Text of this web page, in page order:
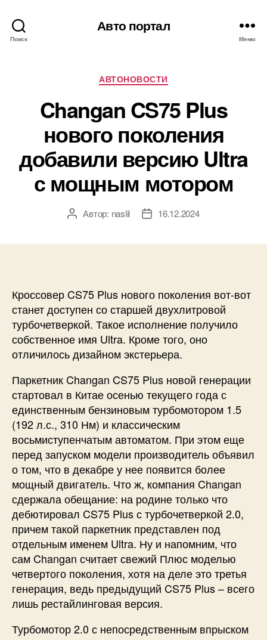
Поиск
Авто портал
Меню
Рубрики
АВТОНОВОСТИ
Changan CS75 Plus
нового поколения
добавили версию Ultra
с мощным мотором
АвторАвтор: naslil
Дата16.12.2024
Кроссовер CS75 Plus нового поколения вот-вот
станет доступен со старшей двухлитровой
турбочетверкой. Такое исполнение получило
собственное имя Ultra. Кроме того, оно
отличилось дизайном экстерьера.
Паркетник Changan CS75 Plus новой генерации
стартовал в Китае осенью текущего года с
единственным бензиновым турбомотором 1.5
(192 л.с., 310 Нм) и классическим
восьмиступенчатым автоматом. При этом еще
перед запуском модели производитель объявил
о том, что в декабре у нее появится более
мощный двигатель. Что ж, компания Changan
сдержала обещание: на родине только что
дебютировал CS75 Plus с турбочетверкой 2.0,
причем такой паркетник представлен под
отдельным именем Ultra. Ну и напомним, что
сам Changan считает свежий Плюс моделью
четвертого поколения, хотя на деле это третья
генерация, ведь предыдущий CS75 Plus – всего
лишь рестайлинговая версия.
Турбомотор 2.0 с непосредственным впрыском